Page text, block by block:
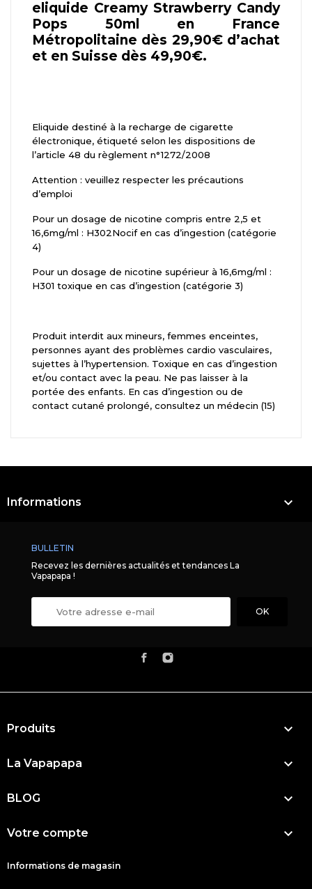
eliquide Creamy Strawberry Candy
Pops 50ml en France
Métropolitaine dès 29,90€ d’achat
et en Suisse dès 49,90€.
Eliquide destiné à la recharge de cigarette
électronique, étiqueté selon les dispositions de
l’article 48 du règlement n°1272/2008
Attention : veuillez respecter les précautions
d’emploi
Pour un dosage de nicotine compris entre 2,5 et
16,6mg/ml : H302Nocif en cas d’ingestion (catégorie
4)
Pour un dosage de nicotine supérieur à 16,6mg/ml :
H301 toxique en cas d’ingestion (catégorie 3)
Produit interdit aux mineurs, femmes enceintes,
personnes ayant des problèmes cardio vasculaires,
sujettes à l’hypertension. Toxique en cas d’ingestion
et/ou contact avec la peau. Ne pas laisser à la
portée des enfants. En cas d’ingestion ou de
contact cutané prolongé, consultez un médecin (15)
Informations 
BULLETIN
Recevez les dernières actualités et tendances La
Vapapapa !
Produits 
La Vapapapa 
BLOG 
Votre compte 
Informations de magasin